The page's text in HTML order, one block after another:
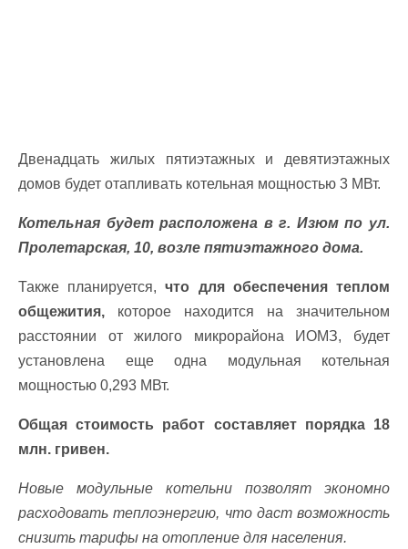
Двенадцать жилых пятиэтажных и девятиэтажных
домов будет отапливать котельная мощностью 3 МВт.
Котельная будет расположена в г. Изюм по ул.
Пролетарская, 10, возле пятиэтажного дома.
Также планируется,что для обеспечения теплом
общежития, которое находится на значительном
расстоянии от жилого микрорайона ИОМЗ, будет
установлена еще одна модульная котельная
мощностью 0,293 МВт.
Общая стоимость работ составляет порядка 18
млн. гривен.
Новые модульные котельни позволят экономно
расходовать теплоэнергию, что даст возможность
снизить тарифы на отопление для населения.